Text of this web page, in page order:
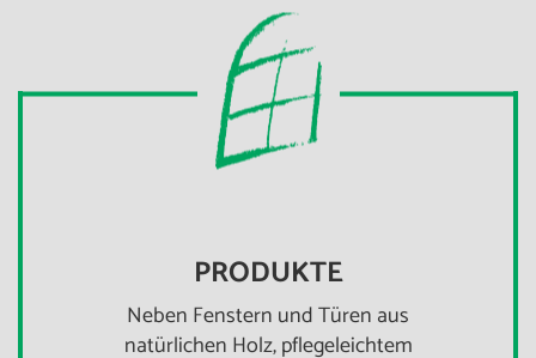
PRODUKTE
Neben Fenstern und Türen aus
natürlichen Holz, pflegeleichtem